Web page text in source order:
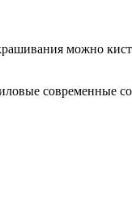
можно
современные